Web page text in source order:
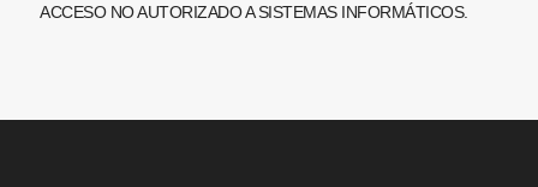
ACCESO NO AUTORIZADO A SISTEMAS INFORMÁTICOS.